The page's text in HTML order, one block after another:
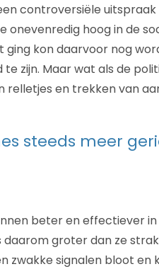
controversiële
hoog in de
kon daarvoor nog
zijn. Maar wat als de
relletjes en trekken van
steeds meer
beter en effectiever
daarom groter dan ze
zwakke signalen bloot en